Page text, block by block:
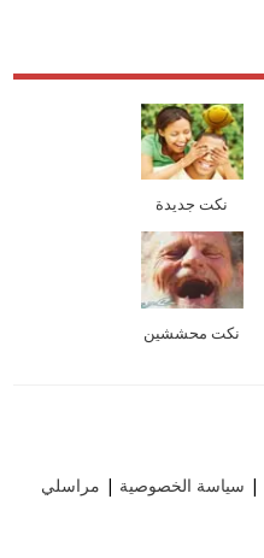
نكت جديدة
نكت محششين
| سياسة الخصوصية | مراسلي